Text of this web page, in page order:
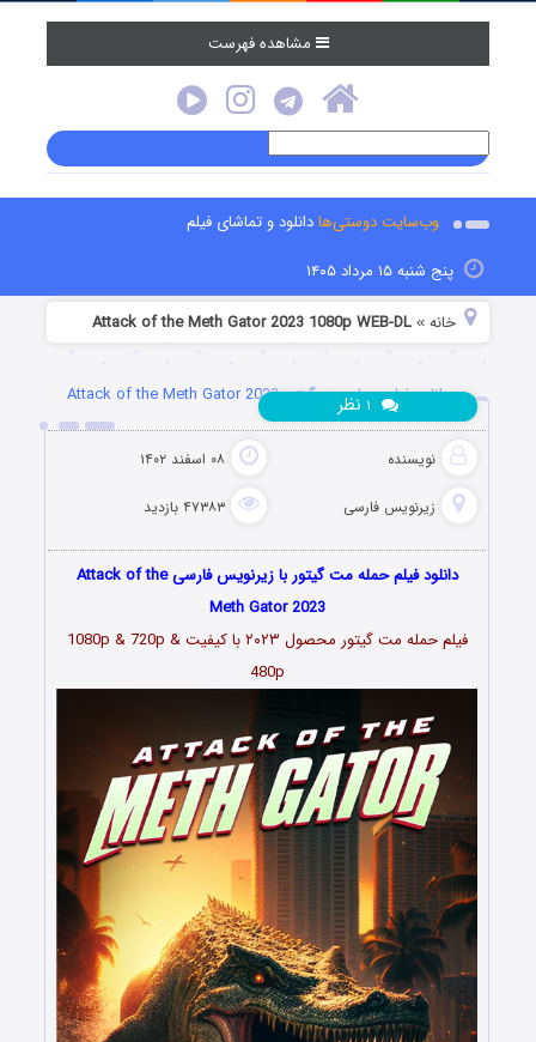
مشاهده فهرست
وب‌سایت دوستی‌هادانلود و تماشای فیلم
پنج شنبه ۱۵ مرداد ۱۴۰۵
خانه »
Attack of the Meth Gator 2023 1080p WEB-DL
دانلود فیلم حمله مت گیتور Attack of the Meth Gator 2023
نویسنده ۰۸ اسفند ۱۴۰۲
زیرنویس فارسی ۴۷۳۸۳ بازدید
نظر
دانلود فیلم حمله مت گیتور با زیرنویس فارسی Attack of the
Meth Gator 2023
فیلم حمله مت گیتور محصول ۲۰۲۳ با کیفیت 1080p & 720p &
480p